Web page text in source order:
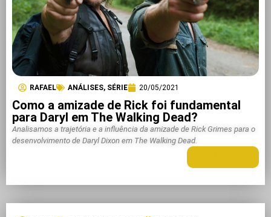
RAFAEL ANÁLISES, SÉRIE 20/05/2021
Como a amizade de Rick foi fundamental
para Daryl em The Walking Dead?
Analisamos a trajetória e a influência da amizade de Rick Grimes para o
desenvolvimento de Daryl Dixon em The Walking Dead.